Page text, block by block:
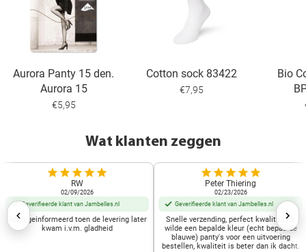
Aurora Panty 15 den.
Aurora 15
€5,95
Cotton sock 83422
€7,95
Bio
Wat klanten zeggen
RW
02/09/2026
Geverifieerde klant van Jambelles.nl
Goed geinformeerd toen de levering later
kwam i.v.m. gladheid
Peter Thiering
02/23/2026
Geverifieerde klant van Jambelles.nl
Snelle verzending, perfect kwaliteit. Ik
wilde een bepalde kleur (echt bepaalde
blauwe) panty's voor een uitvoering
bestellen, kwaliteit is beter dan ik dacht.